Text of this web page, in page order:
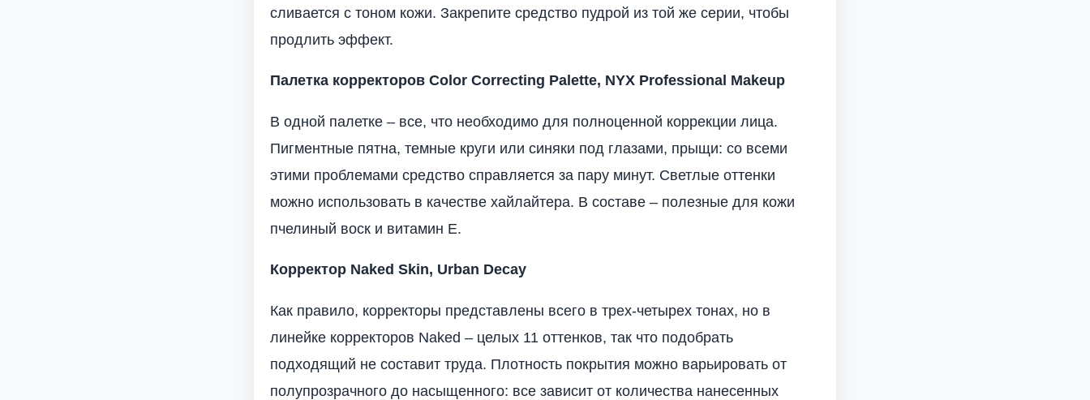
сливается с тоном кожи. Закрепите средство пудрой из той же серии, чтобы
продлить эффект.
Палетка корректоров Color Correcting Palette, NYX Professional Makeup
В одной палетке – все, что необходимо для полноценной коррекции лица.
Пигментные пятна, темные круги или синяки под глазами, прыщи: со всеми
этими проблемами средство справляется за пару минут. Светлые оттенки
можно использовать в качестве хайлайтера. В составе – полезные для кожи
пчелиный воск и витамин Е.
Корректор Naked Skin, Urban Decay
Как правило, корректоры представлены всего в трех-четырех тонах, но в
линейке корректоров Naked – целых 11 оттенков, так что подобрать
подходящий не составит труда. Плотность покрытия можно варьировать от
полупрозрачного до насыщенного: все зависит от количества нанесенных